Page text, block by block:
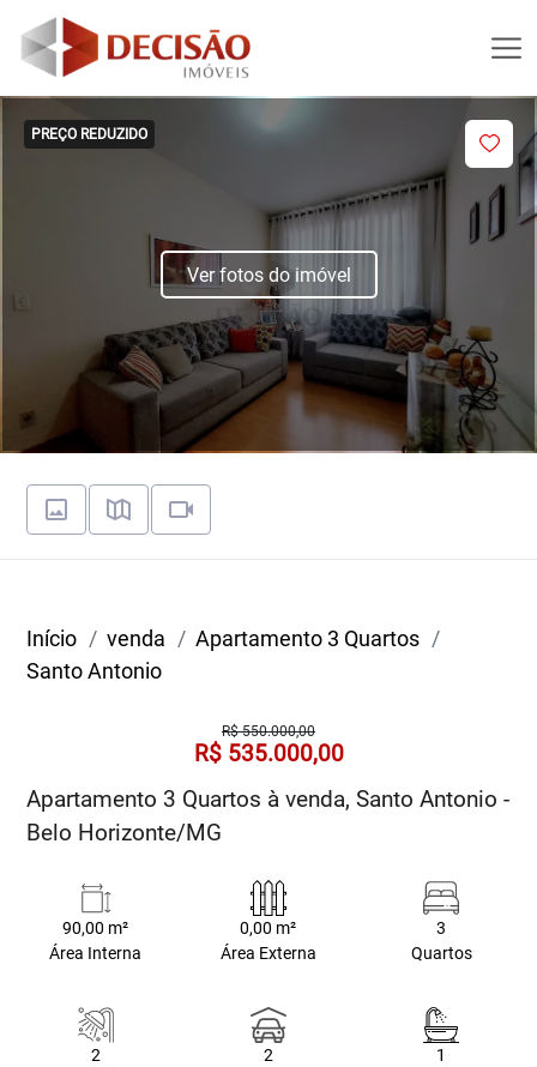
PREÇO REDUZIDO
Ver fotos do imóvel
Início venda
Apartamento 3 Quartos
Santo Antonio
R$ 550.000,00
R$ 535.000,00
Apartamento 3 Quartos à venda, Santo Antonio -
Belo Horizonte/MG
90,00 m²
Área Interna
0,00 m²
Área Externa
3
Quartos
2
2
1